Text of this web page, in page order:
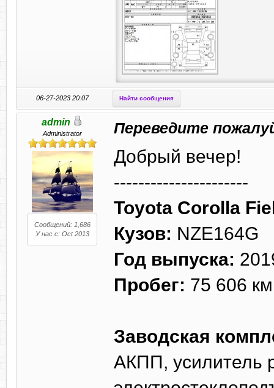
06-27-2023 20:07 Найти сообщения
admin
Administrator
Сообщений: 1,686
У нас с: Oct 2013
Переведите
Добрый вечер!
----------------------
Toyota Corolla
Кузов: NZE164G
Год выпуска:
Пробег: 75 606 км
Заводская
АКПП, усилитель